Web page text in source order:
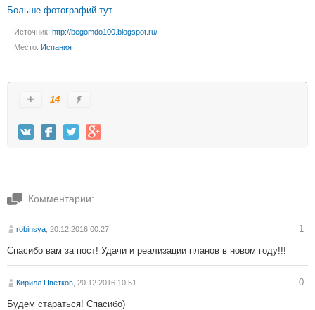
Больше фотографий тут.
Источник: http://begomdo100.blogspot.ru/
Место: Испания
14
Комментарии:
robinsya , 20.12.2016 00:27 1
Спасибо вам за пост! Удачи и реализации планов в новом году!!!
Кирилл Цветков , 20.12.2016 10:51 0
Будем стараться! Спасибо)